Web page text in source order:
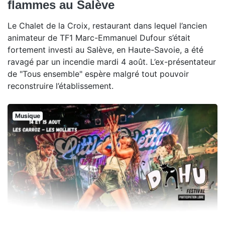
flammes au Salève
Le Chalet de la Croix, restaurant dans lequel l’ancien
animateur de TF1 Marc-Emmanuel Dufour s’était
fortement investi au Salève, en Haute-Savoie, a été
ravagé par un incendie mardi 4 août. L’ex-présentateur
de "Tous ensemble" espère malgré tout pouvoir
reconstruire l’établissement.
Musique